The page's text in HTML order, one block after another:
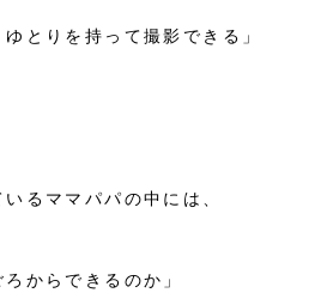
ゆとりを持って撮影できる」
るママパパの中には、
からできるのか」